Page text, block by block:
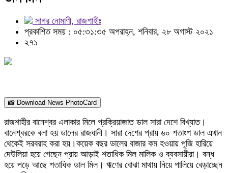
সাগর নোমাণী, রাজশাহীঃ
প্রকাশিত সময় : ০৫:৩১:৩৫ অপরাহ্ন, শনিবার, ২৮ অগাস্ট ২০২১
২৭১
📸 Download News PhotoCard
রাজশাহীর বানেশ্বর এলাকার মিলে প্রক্রিয়াজাত ডাল সারা দেশে বিখ্যাত।
বানেশ্বরকে বলা হয় ডালের রাজধানী। সারা দেশের প্রায় ৬০ শতাংশ ডাল এখান
থেকেই সরবরাহ করা হয়।কয়েক বছর ডালের বাজার কম হওয়ায় পূজি হারিয়ে
দেউলিয়া হয়ে গেছেন প্রায় আড়াই শতাধিক মিল মালিক ও ব্যবসায়ীরা। বন্ধ
হয়ে পড়ে আছে শতাধিক ডাল মিল। ঋণের বোঝা মাথায় নিয়ে পালিয়ে বেড়াচ্ছেন